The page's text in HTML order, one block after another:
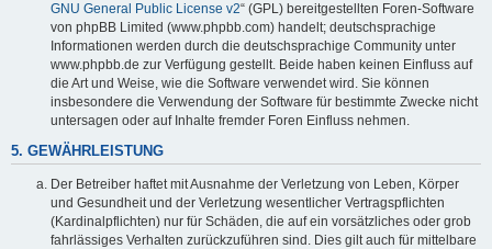
GNU General Public License v2“ (GPL) bereitgestellten Foren-Software
von phpBB Limited (www.phpbb.com) handelt; deutschsprachige
Informationen werden durch die deutschsprachige Community unter
www.phpbb.de zur Verfügung gestellt. Beide haben keinen Einfluss auf
die Art und Weise, wie die Software verwendet wird. Sie können
insbesondere die Verwendung der Software für bestimmte Zwecke nicht
untersagen oder auf Inhalte fremder Foren Einfluss nehmen.
5. GEWÄHRLEISTUNG
Der Betreiber haftet mit Ausnahme der Verletzung von Leben, Körper
und Gesundheit und der Verletzung wesentlicher Vertragspflichten
(Kardinalpflichten) nur für Schäden, die auf ein vorsätzliches oder grob
fahrlässiges Verhalten zurückzuführen sind. Dies gilt auch für mittelbare